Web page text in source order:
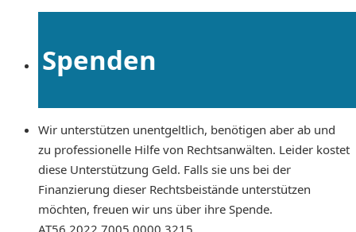
Spenden
Wir unterstützen unentgeltlich, benötigen aber ab und
zu professionelle Hilfe von Rechtsanwälten. Leider kostet
diese Unterstützung Geld. Falls sie uns bei der
Finanzierung dieser Rechtsbeistände unterstützen
möchten, freuen wir uns über ihre Spende.